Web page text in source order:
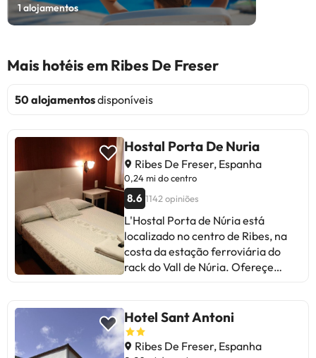
1alojamentos
Mais hotéis em Ribes De Freser
50 alojamentosdisponíveis
Hostal Porta De Nuria
Ribes De Freser, Espanha
0,24 mi do centro
8.6 1142 opiniões
L'Hostal Porta de Núria está
localizado no centro de Ribes, na
costa da estação ferroviária do
rack do Vall de Núria. Ofereçe
há Wi-Fi gratuito nas áreas
comuns. O estacionamento
gratuito está disponível para os
Hotel Sant Antoni
Ribes De Freser, Espanha